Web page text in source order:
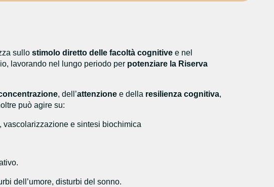
sullo stimolo diretto delle facoltà cognitive e nel
lavorando nel lungo periodo per potenziare la Riserva
, dell’attenzione e della resilienza cognitiva,
può agire su:
e sintesi biochimica
dell’umore, disturbi del sonno.